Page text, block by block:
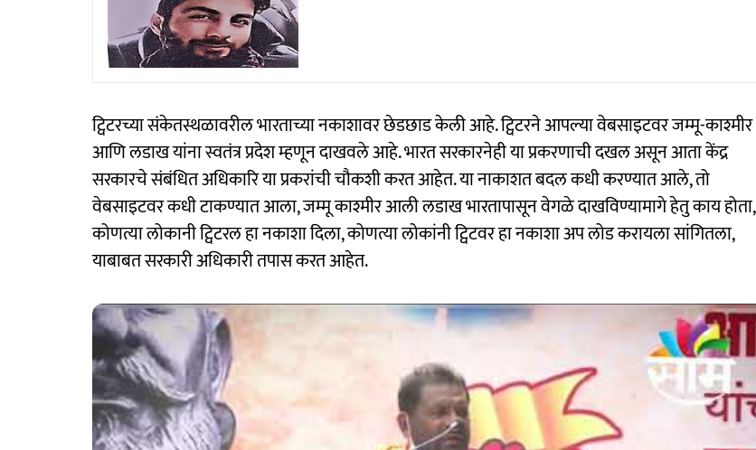
ट्विटरच्या संकेतस्थळावरील भारताच्या नकाशावर छेडछाड केली आहे. ट्विटरने आपल्या वेबसाइटवर जम्मू-काश्मीर
आणि लडाख यांना स्वतंत्र प्रदेश म्हणून दाखवले आहे. भारत सरकारनेही या प्रकरणाची दखल असून आता केंद्र
सरकारचे संबंधित अधिकारि या प्रकरांची चौकशी करत आहेत. या नाकाशत बदल कधी करण्यात आले, तो
वेबसाइटवर कधी टाकण्यात आला, जम्मू काश्मीर आली लडाख भारतापासून वेगळे दाखविण्यामागे हेतु काय होता,
कोणत्या लोकानी ट्विटरल हा नकाशा दिला, कोणत्या लोकांनी ट्विटवर हा नकाशा अप लोड करायला सांगितला,
याबाबत सरकारी अधिकारी तपास करत आहेत.